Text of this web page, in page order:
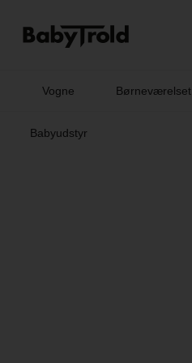
Vogne Børneværelset
Babyudstyr